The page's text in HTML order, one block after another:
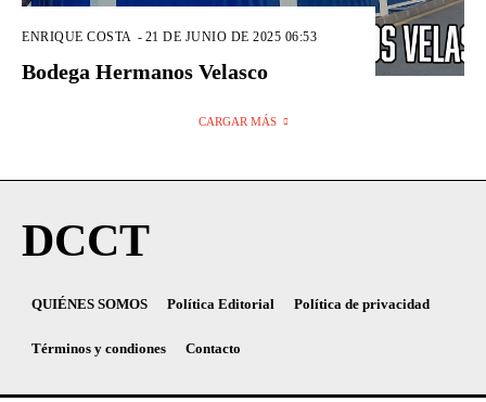
ENRIQUE COSTA - 21 DE JUNIO DE 2025 06:53
Bodega Hermanos Velasco
CARGAR MÁS
DCCT
QUIÉNES SOMOS Política Editorial Política de privacidad
Términos y condiones Contacto